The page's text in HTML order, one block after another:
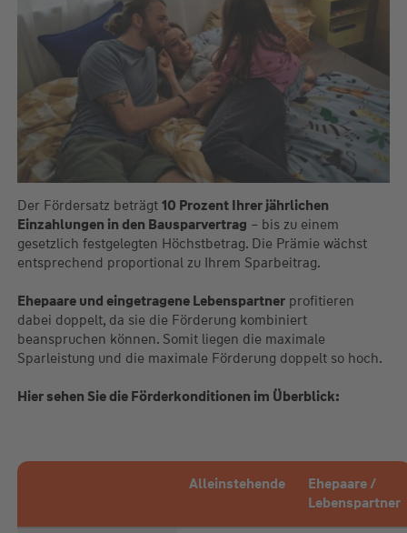
Der Fördersatz beträgt 10 Prozent Ihrer jährlichen
Einzahlungen in den Bausparvertrag – bis zu einem
gesetzlich festgelegten Höchstbetrag. Die Prämie wächst
entsprechend proportional zu Ihrem Sparbeitrag.
Ehepaare und eingetragene Lebenspartnerprofitieren
dabei doppelt, da sie die Förderung kombiniert
beanspruchen können. Somit liegen die maximale
Sparleistung und die maximale Förderung doppelt so hoch.
Hier sehen Sie die Förderkonditionen im Überblick:
Alleinstehende
Ehepaare /
Lebenspartner